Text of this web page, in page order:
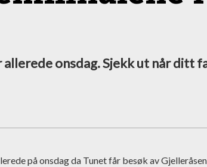
onsdag. Sjekk ut når ditt
på onsdag da Tunet får besøk av